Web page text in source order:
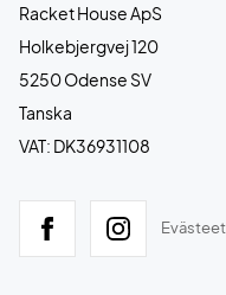
Racket House ApS
Holkebjergvej 120
5250 Odense SV
Tanska
VAT: DK36931108
Evästeet